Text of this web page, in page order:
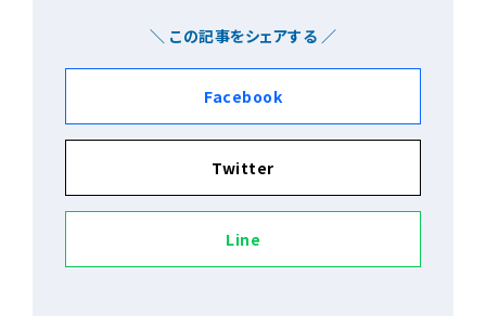
＼ この記事をシェアする ／
Facebook
Twitter
Line